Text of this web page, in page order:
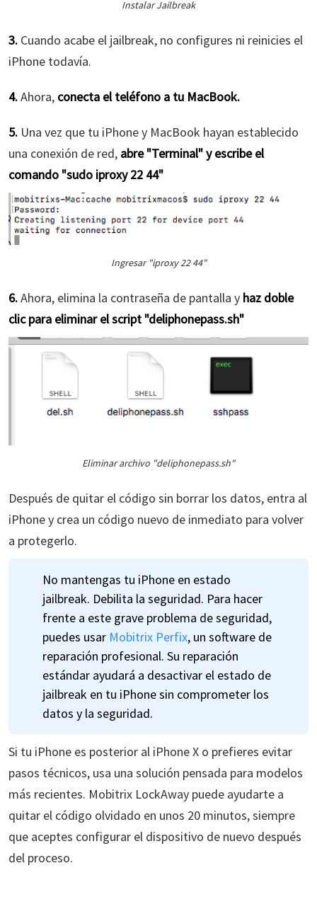
Instalar Jailbreak
3. Cuando acabe el jailbreak, no configures ni reinicies el
iPhone todavía.
4.Ahora, conecta el teléfono a tu MacBook.
5. Una vez que tu iPhone y MacBook hayan establecido
una conexión de red, abre "Terminal" y escribe el
comando "sudo iproxy 22 44"
Ingresar "iproxy 22 44"
6.Ahora, elimina la contraseña de pantalla y haz doble
clic para eliminar el script "deliphonepass.sh"
Eliminar archivo "deliphonepass.sh"
Después de quitar el código sin borrar los datos, entra al
iPhone y crea un código nuevo de inmediato para volver
a protegerlo.
No mantengas tu iPhone en estado
jailbreak. Debilita la seguridad. Para hacer
frente a este grave problema de seguridad,
puedes usar Mobitrix Perfix, un software de
reparación profesional. Su reparación
estándar ayudará a desactivar el estado de
jailbreak en tu iPhone sin comprometer los
datos y la seguridad.
Si tu iPhone es posterior al iPhone X o prefieres evitar
pasos técnicos, usa una solución pensada para modelos
más recientes. Mobitrix LockAway puede ayudarte a
quitar el código olvidado en unos 20 minutos, siempre
que aceptes configurar el dispositivo de nuevo después
del proceso.